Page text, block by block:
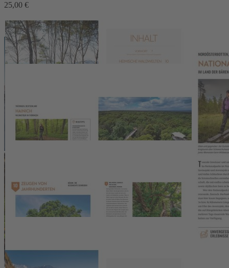
25,00 €
1
Zum Warenkorb hinzufügen
oder im Handel kaufen
Zur Wunschliste hinzufügen
Sofort lieferbar
Erleben Sie die Einzigartigkeit der grünen Ökosysteme auf einer
unvergleichlichen Reise durch die Waldlandschaften Europas
288 Seiten, ca. 260 Abbildungen, Format 22,8 x 29,6 cm,
Hardcover
Beschreibung
Ab ins Grüne! Faszination Waldfotografie
auf einer
unvergleichlichen Reise durch die Waldlandschaften Europas:
Mystische Inselwälder
: Dieser Bildband nimmt Sie mit in
diegrünen Paradise Europas . Mit National Geographic Experten
erkunden wir die Urwälder der Karpaten, die deutschen Wälder
wie Pfälzer Wald, Schwarzwald und Spreewald und lassen uns
vom fantastischen Fanal auf Madeira verzaubern. In
225 Reisen
durch Europa und seine Wäldertauchen Sie ein in die
Geschichte faszinierender Waldwelten und erfahren Spannendes
rund um die grünen Dächer unseres Kontinents.